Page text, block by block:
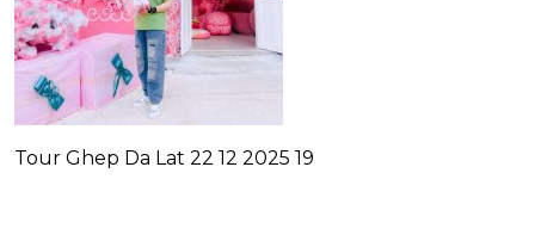
Tour Ghep Da Lat 22 12 2025 19